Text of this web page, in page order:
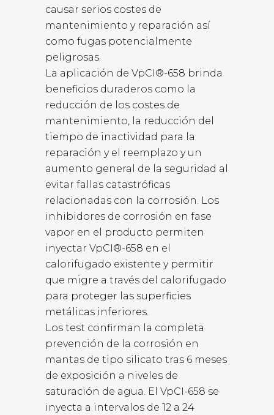
causar serios costes de
mantenimiento y reparación así
como fugas potencialmente
peligrosas.
La aplicación de VpCI®-658 brinda
beneficios duraderos como la
reducción de los costes de
mantenimiento, la reducción del
tiempo de inactividad para la
reparación y el reemplazo y un
aumento general de la seguridad al
evitar fallas catastróficas
relacionadas con la corrosión. Los
inhibidores de corrosión en fase
vapor en el producto permiten
inyectar VpCI®-658 en el
calorifugado existente y permitir
que migre a través del calorifugado
para proteger las superficies
metálicas inferiores.
Los test confirman la completa
prevención de la corrosión en
mantas de tipo silicato tras 6 meses
de exposición a niveles de
saturación de agua. El VpCI-658 se
inyecta a intervalos de 12 a 24